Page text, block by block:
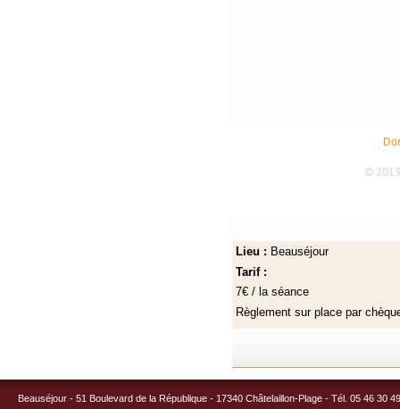
Lieu : Beauséjour
Tarif :
7€ / la séance
Règlement sur place par
Beauséjour - 51 Boulevard de la République - 17340 Châtelaillon-Plage - Tél. 05 46 30